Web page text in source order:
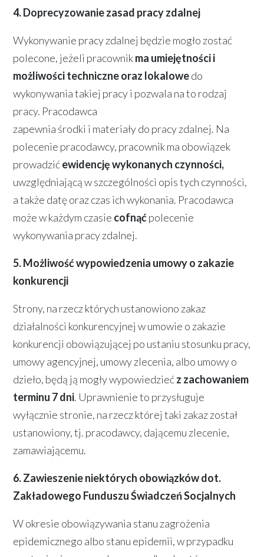
4. Doprecyzowanie zasad pracy zdalnej
Wykonywanie pracy zdalnej będzie mogło zostać
polecone, jeżeli pracownikma umiejętności i
możliwości techniczne oraz lokalowedo
wykonywania takiej pracy i pozwala na to rodzaj
pracy. Pracodawca
zapewnia środki i materiały do pracy zdalnej. Na
polecenie pracodawcy, pracownik ma obowiązek
prowadzićewidencję wykonanych czynności,
uwzględniającą w szczególności opis tych czynności,
a także datę oraz czas ich wykonania. Pracodawca
może w każdym czasie cofnąćpolecenie
wykonywania pracy zdalnej.
5. Możliwość wypowiedzenia umowy o zakazie
konkurencji
Strony, na rzecz których ustanowiono zakaz
działalności konkurencyjnej w umowie o zakazie
konkurencji obowiązującej po ustaniu stosunku pracy,
umowy agencyjnej, umowy zlecenia, albo umowy o
dzieło, będą ją mogły wypowiedziećz zachowaniem
terminu 7 dni. Uprawnienie to przysługuje
wyłącznie stronie, na rzecz której taki zakaz został
ustanowiony, tj. pracodawcy, dającemu zlecenie,
zamawiającemu.
6. Zawieszenie niektórych obowiązków dot.
Zakładowego Funduszu Świadczeń Socjalnych
W okresie obowiązywania stanu zagrożenia
epidemicznego albo stanu epidemii, w przypadku